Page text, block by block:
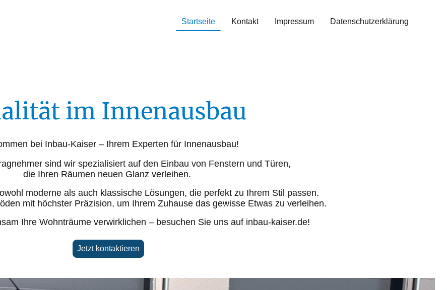
Startseite Kontakt Impressum Datenschutzerklärung
im Innenausbau
bei Inbau-Kaiser – Ihrem Experten für Innenausbau!
sind wir spezialisiert auf den Einbau von Fenstern und Türen,
die Ihren Räumen neuen Glanz verleihen.
moderne als auch klassische Lösungen, die perfekt zu Ihrem Stil passen.
mit höchster Präzision, um Ihrem Zuhause das gewisse Etwas zu verleihen.
Ihre Wohnträume verwirklichen – besuchen Sie uns auf inbau-kaiser.de!
Jetzt kontaktieren